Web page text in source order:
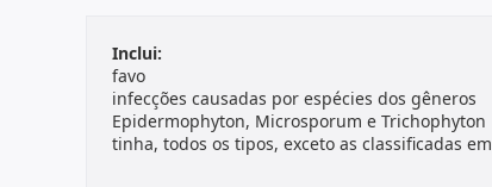
Inclui:
favo
infecções causadas por espécies dos gêneros
Epidermophyton, Microsporum e Trichophyton
tinha, todos os tipos, exceto as classificadas em